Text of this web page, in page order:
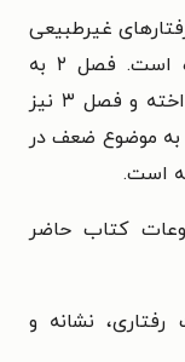
رفتارهای غیرطبیعی
کودکان سخته گفته و آنها را برشمرده است. فصل ۲ به
) پرداخته و فصل ۳ نیز
درمورد بی‌نظمی و شلختگی است. فصل ۴ به موضوع ضعف در
کتاب حاضر
نشانه و